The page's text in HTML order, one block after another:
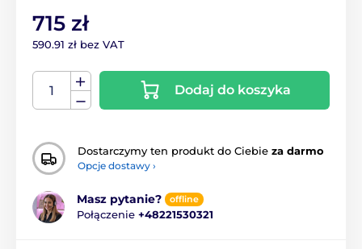
715 zł
590.91 zł bez VAT
Dodaj do koszyka
Dostarczymy ten produkt do Ciebie za darmo
Opcje dostawy ›
Masz pytanie? offline
Połączenie +48221530321